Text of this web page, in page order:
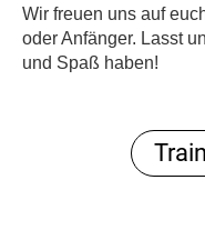
Wir freuen uns auf
oder Anfänger. Lasst
und Spaß haben!